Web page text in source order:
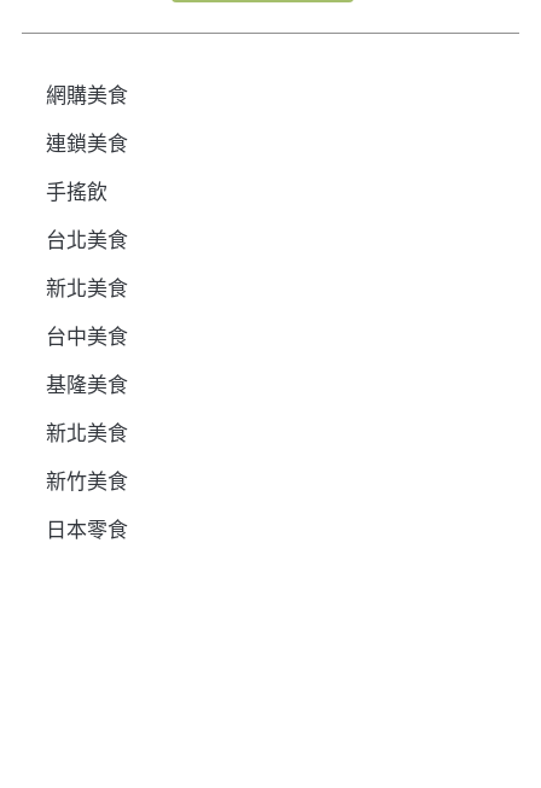
網購美食
連鎖美食
手搖飲
台北美食
新北美食
台中美食
基隆美食
新北美食
新竹美食
日本零食